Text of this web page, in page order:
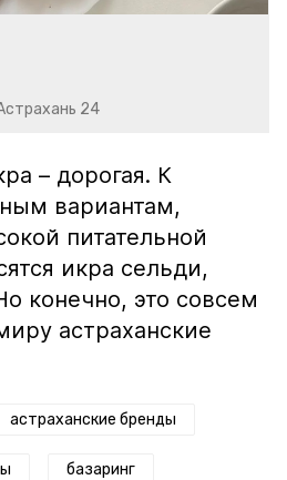
24
– дорогая. К
вариантам,
питательной
икра сельди,
конечно, это совсем
астраханские
астраханские бренды
базаринг